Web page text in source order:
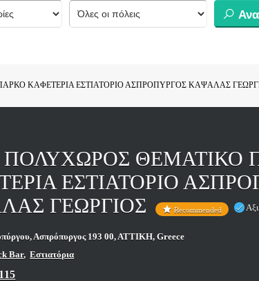
ΚΑΦΕΤΕΡΙΑ ΕΣΤΙΑΤΟΡΙΟ ΑΣΠΡΟΠΥΡΓΟΣ ΚΑΨΑΛΑΣ
ΠΟΛΥΧΩΡΟΣ ΘΕΜΑΤΙΚΟ
ΕΣΤΙΑΤΟΡΙΟ
ΓΕΩΡΓΙΟΣ
Recommended
Ασπρόπυργος 193 00, ΑΤΤΙΚΗ, Greece
Bar,Εστιατόρια